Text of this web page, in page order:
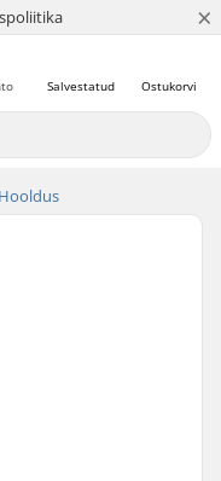
×
Ostukorvi
Salvestatud
Hooldus